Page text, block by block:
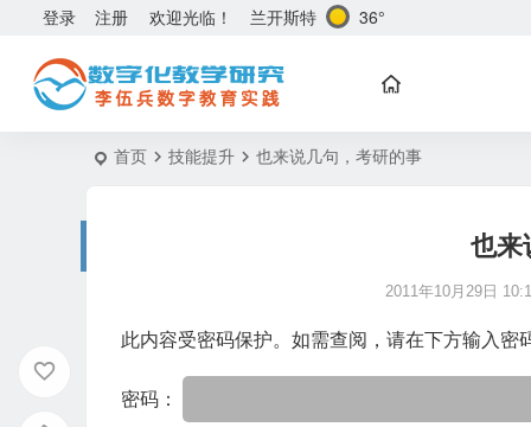
欢迎光临！
登录 注册 兰开斯特 36°
首页 技能提升 也来说几句，考研的事
也来
2011年10月29日
此内容受密码保护。如需查阅，请在下方输入密
密码：